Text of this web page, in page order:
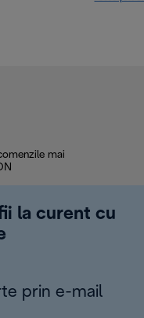
mai
la curent cu
prin e-mail